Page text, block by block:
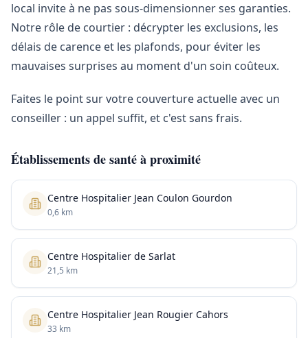
local invite à ne pas sous-dimensionner ses garanties.
Notre rôle de courtier : décrypter les exclusions, les
délais de carence et les plafonds, pour éviter les
mauvaises surprises au moment d'un soin coûteux.
Faites le point sur votre couverture actuelle avec un
conseiller : un appel suffit, et c'est sans frais.
Établissements de santé à proximité
Centre Hospitalier Jean Coulon Gourdon
0,6 km
Centre Hospitalier de Sarlat
21,5 km
Centre Hospitalier Jean Rougier Cahors
33 km